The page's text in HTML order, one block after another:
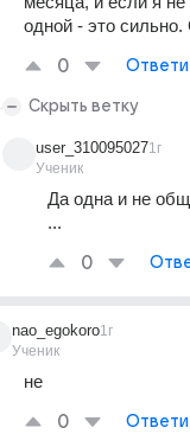
одной - это сильно.
0
Скрыть ветку
user_310095027
Ученик
1г
Да одна и не
...
0
nao_egokoro
Ученик
1г
не
0